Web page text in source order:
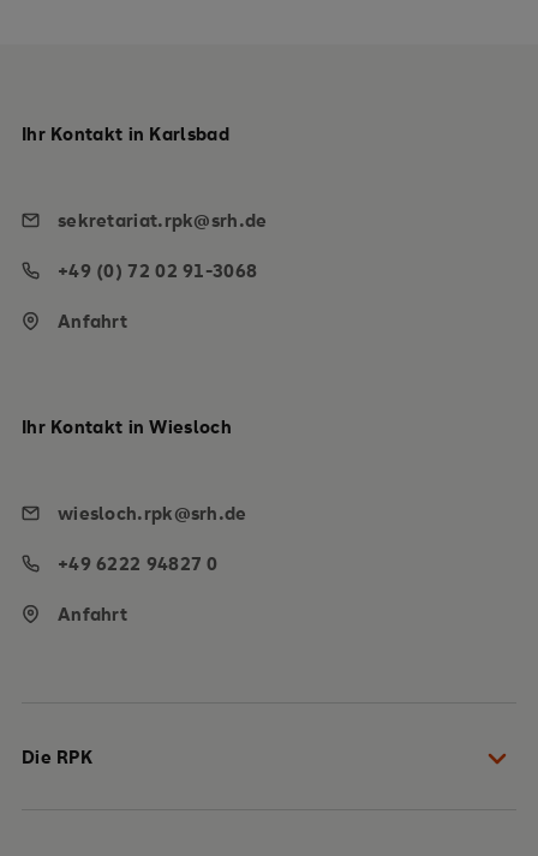
Die RPK
Ihr Kontakt in Karlsbad
sekretariat.rpk@srh.de
+49 (0) 72 02 91-3068
Anfahrt
Ihr Kontakt in Wiesloch
wiesloch.rpk@srh.de
+49 6222 94827 0
Anfahrt